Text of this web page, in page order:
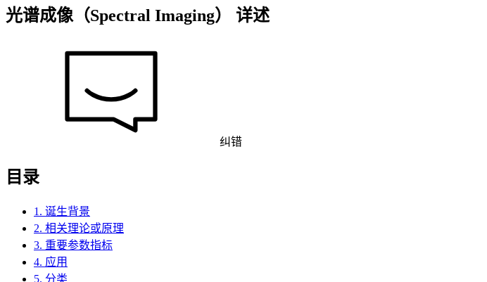
光谱成像（Spectral Imaging） 详述
纠错
目录
1. 诞生背景
2. 相关理论或原理
3. 重要参数指标
4. 应用
5. 分类